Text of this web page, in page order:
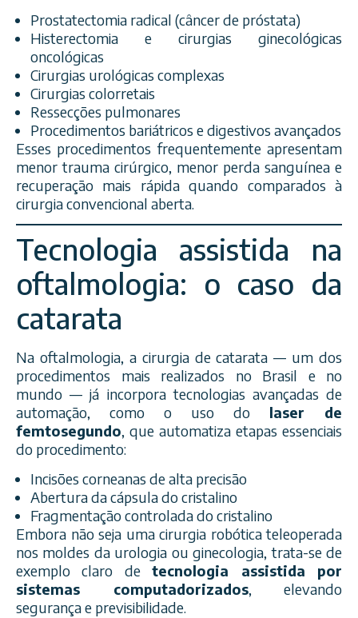
Prostatectomia radical (câncer de próstata)
Histerectomia e cirurgias ginecológicas
oncológicas
Cirurgias urológicas complexas
Cirurgias colorretais
Ressecções pulmonares
Procedimentos bariátricos e digestivos avançados
Esses procedimentos frequentemente apresentam
menor trauma cirúrgico, menor perda sanguínea e
recuperação mais rápida quando comparados à
cirurgia convencional aberta.
Tecnologia assistida na
oftalmologia: o caso da
catarata
Na oftalmologia, a cirurgia de catarata — um dos
procedimentos mais realizados no Brasil e no
mundo — já incorpora tecnologias avançadas de
automação, como o uso do laser de
femtosegundo, que automatiza etapas essenciais
do procedimento:
Incisões corneanas de alta precisão
Abertura da cápsula do cristalino
Fragmentação controlada do cristalino
Embora não seja uma cirurgia robótica teleoperada
nos moldes da urologia ou ginecologia, trata-se de
exemplo claro detecnologia assistida por
sistemas computadorizados, elevando
segurança e previsibilidade.